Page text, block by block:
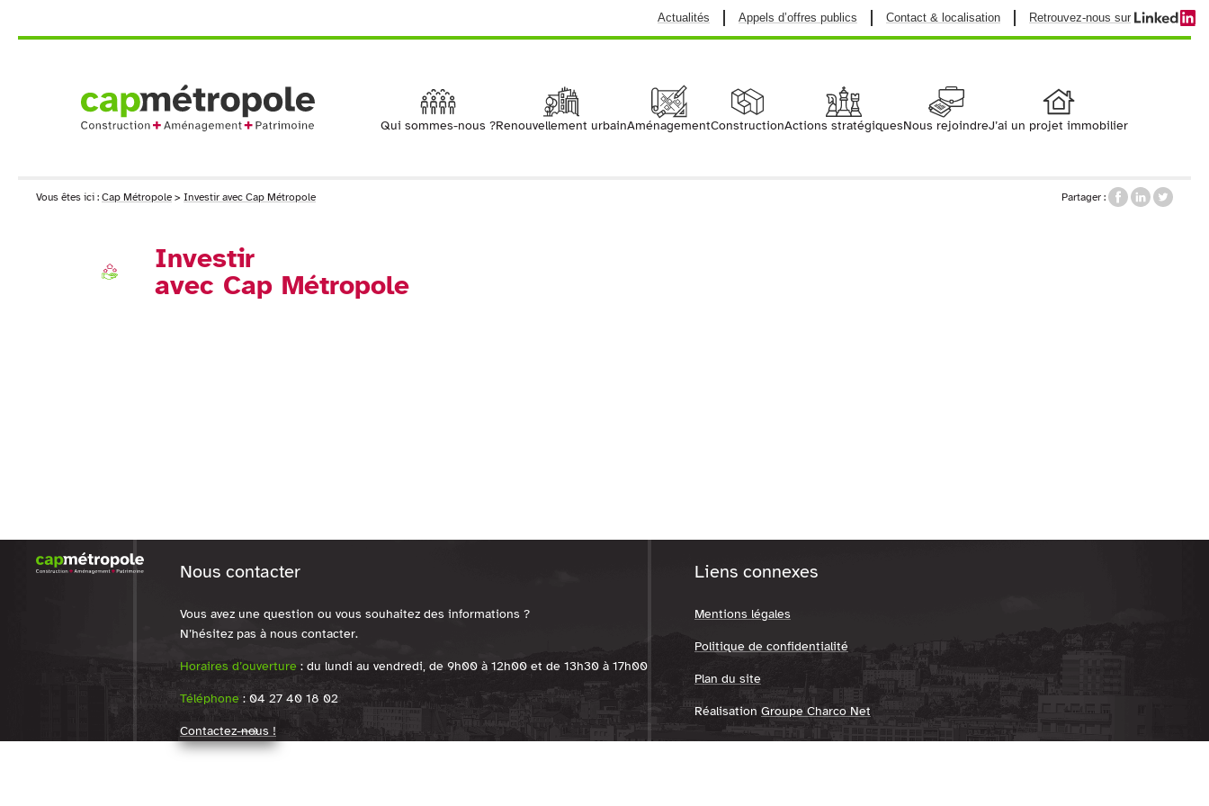
Actualités Appels d’offres publics Contact & localisation Retrouvez-nous sur
Cap Métropole | Construction + Aménagement + Patrimoine
Qui sommes-nous ?Renouvellement urbainAménagementConstructionActions stratégiquesNous rejoindreJ’ai un projet immobilier
Je souhaite rénover
Vous êtes ici : Cap Métropole > Investir avec Cap Métropole Partager :
Investir
avec Cap Métropole
Nous contacter
Vous avez une question ou vous souhaitez des informations ?
N’hésitez pas à nous contacter.
Horaires d’ouverture : du lundi au vendredi, de 9h00 à 12h00 et de 13h30 à 17h00
Téléphone : 04 27 40 18 02
Contactez-nous !
Liens connexes
Mentions légales
Politique de confidentialité
Plan du site
Réalisation Groupe Charco Net